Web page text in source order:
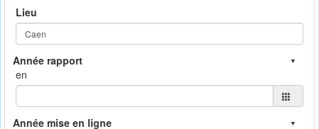
Lieu
en